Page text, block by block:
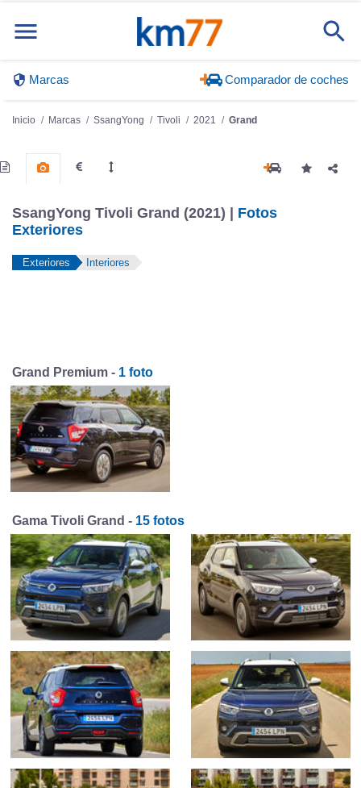
Marcas Comparador de coches
Inicio Marcas SsangYong Tivoli 2021 Grand
SsangYong Tivoli Grand (2021) | Fotos
Exteriores
Exteriores Interiores
Grand Premium - 1 foto
Gama Tivoli Grand - 15 fotos